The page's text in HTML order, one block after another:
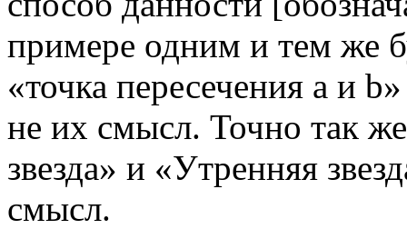
примере одним и тем же
«точка пересечения а и
не их смысл. Точно так
звезда» и «Утренняя
смысл.